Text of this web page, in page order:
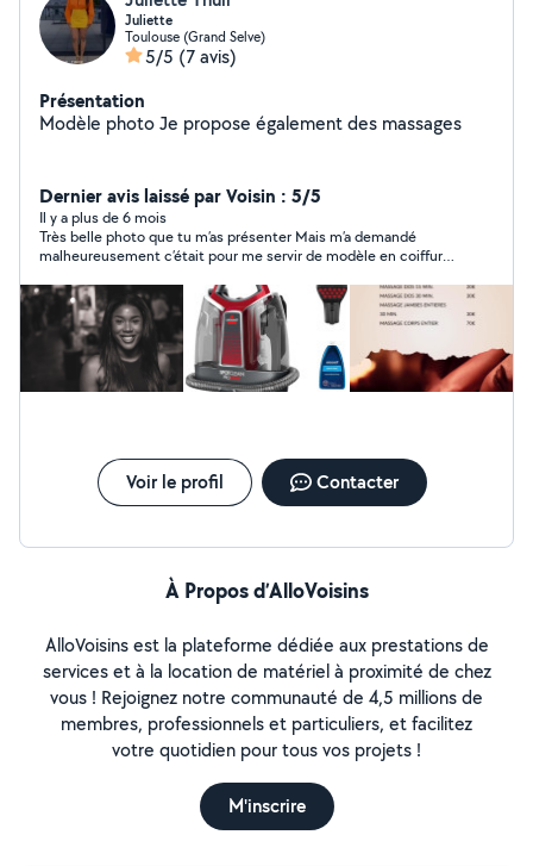
Juliette
Toulouse (Grand Selve)
5/5 (7 avis)
Présentation
Modèle photo Je propose également des massages
Dernier avis laissé par Voisin : 5/5
Il y a plus de 6 mois
Très belle photo que tu m’as présenter Mais m’a demandé
malheureusement c’était pour me servir de modèle en coiffure,
Voir le profil Contacter
À Propos d’AlloVoisins
AlloVoisins est la plateforme dédiée aux prestations de
services et à la location de matériel à proximité de chez
vous ! Rejoignez notre communauté de 4,5 millions de
membres, professionnels et particuliers, et facilitez
votre quotidien pour tous vos projets !
M'inscrire